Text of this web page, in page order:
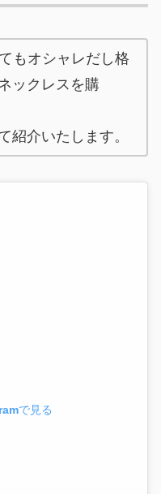
もオシャレだし格
ックレスを購
紹介いたします。
で見る